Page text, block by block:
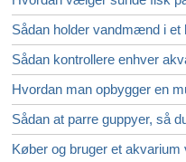
Sådan holder vandmænd i et
Sådan kontrollere enhver
Hvordan man opbygger en
Sådan at parre guppyer, så
Køber og bruger et